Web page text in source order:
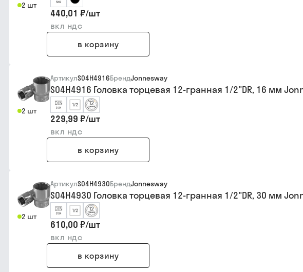
2 шт
440,01 ₽/шт
вкл ндс
в корзину
2 шт
АртикулS04H4916БрендJonnesway
S04H4916 Головка торцевая 12-гранная 1/2"DR, 16 мм
229,99 ₽/шт
вкл ндс
в корзину
2 шт
АртикулS04H4930БрендJonnesway
S04H4930 Головка торцевая 12-гранная 1/2"DR, 30 мм
610,00 ₽/шт
вкл ндс
в корзину